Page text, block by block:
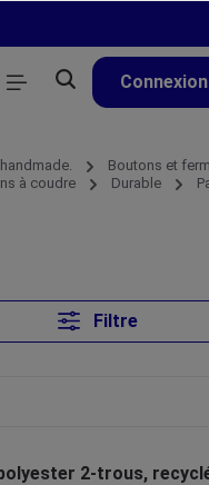
Boutons et
à coudre Durable
Filtre
2-trous,